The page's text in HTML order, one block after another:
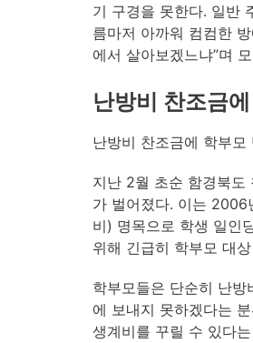
기 구경을 못한다. 일반
름마저 아까워 컴컴한
에서 살아보겠느냐”며
난방비 찬조금
난방비 찬조금에 학부모
지난 2월 초순 함경북도
가 벌어졌다. 이는 2006
비) 명목으로 학생 일인
위해 긴급히 학부모 대
학부모들은 단순히 난
에 보내지 못하겠다는
생계비를 꾸릴 수 있다